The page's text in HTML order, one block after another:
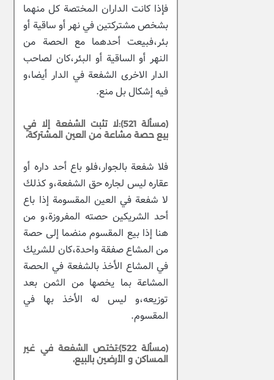
فإذا كانت الداران المختصة كل منهما
بشخص مشتركتين في نهر أو ساقية أو
بئر،فبيعت أحدهما مع الحصة من
النهر أو الساقية أو البئر،كان لصاحب
الدار الاخرى الشفعة في الدار أيضا،و
فيه إشكال بل منع.
(مسألة 521):لا تثبت الشفعة إلا في
بيع حصة مشاعة من العين المشتركة،
فلا شفعة بالجوار،فلو باع أحد داره أو
عقاره ليس لجاره حق الشفعة،و كذلك
لا شفعة في العين المقسومة إذا باع
أحد الشريكين حصته المفروزة،و من
هنا إذا بيع المقسوم منضما إلى حصة
من المشاع صفقة واحدة،كان للشريك
في المشاع الأخذ بالشفعة في الحصة
المشاعة بما يخصها من الثمن بعد
توزيعه،و ليس له الأخذ بها في
المقسوم.
(مسألة 522):تختص الشفعة في غير
المساكن و الأرضين بالبيع،